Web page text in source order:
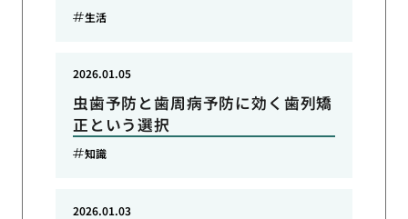
生活
虫歯予防と歯周病予防に効く歯列矯
正という選択
2026.01.05
知識
2026.01.03